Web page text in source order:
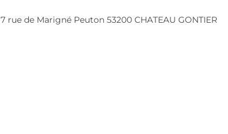
7 rue de Marigné Peuton 53200 CHATEAU GONTIER